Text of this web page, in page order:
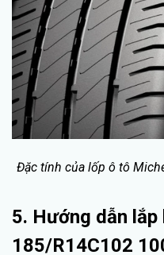
Đặc tính của lốp ô tô
5. Hướng dẫn
185/R14C102